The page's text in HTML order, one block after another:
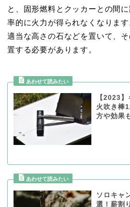
と、固形燃料とクッカーとの間
率的に火力が得られなくなります
適当な高さの石などを置いて、
置する必要があります。
【2023
火吹き棒
方や効果
ソロキャ
選！薪割